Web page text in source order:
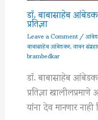
डॉ. बाबासाहेब
प्रतिज्ञा
Leave a Comment/
बाबासाहेब आंबेडकर,वाचन
brambedkar
डॉ. बाबासाहेब
प्रतिज्ञा
यांना देव मानणार